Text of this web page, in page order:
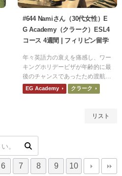
#644 Namiさん（30代女性）E
G Academy（クラーク）ESL4
コース 4週間 | フィリピン留学
年々英語力の衰えを痛感し、ワー
キングホリデービザが年齢的に最
後のチャンスであったため渡航を
決めました。先生や他国の友だち
と会話しているとき、自分が言い
からスムーズに出てきたとき感じ
EG Academy クラーク
リスト
6 7 8 9 10